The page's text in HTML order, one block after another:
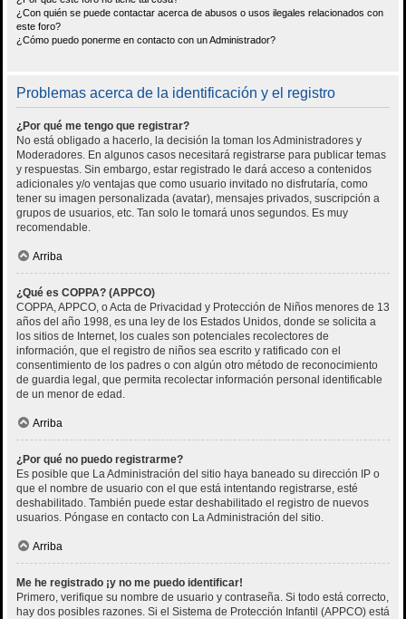
¿Con quién se puede contactar acerca de abusos o usos ilegales relacionados con
este foro?
¿Cómo puedo ponerme en contacto con un Administrador?
Problemas acerca de la identificación y el registro
¿Por qué me tengo que registrar?
No está obligado a hacerlo, la decisión la toman los Administradores y
Moderadores. En algunos casos necesitará registrarse para publicar temas
y respuestas. Sin embargo, estar registrado le dará acceso a contenidos
adicionales y/o ventajas que como usuario invitado no disfrutaría, como
tener su imagen personalizada (avatar), mensajes privados, suscripción a
grupos de usuarios, etc. Tan solo le tomará unos segundos. Es muy
recomendable.
Arriba
¿Qué es COPPA? (APPCO)
COPPA, APPCO, o Acta de Privacidad y Protección de Niños menores de 13
años del año 1998, es una ley de los Estados Unidos, donde se solicita a
los sitios de Internet, los cuales son potenciales recolectores de
información, que el registro de niños sea escrito y ratificado con el
consentimiento de los padres o con algún otro método de reconocimiento
de guardia legal, que permita recolectar información personal identificable
de un menor de edad.
Arriba
¿Por qué no puedo registrarme?
Es posible que La Administración del sitio haya baneado su dirección IP o
que el nombre de usuario con el que está intentando registrarse, esté
deshabilitado. También puede estar deshabilitado el registro de nuevos
usuarios. Póngase en contacto con La Administración del sitio.
Arriba
Me he registrado ¡y no me puedo identificar!
Primero, verifique su nombre de usuario y contraseña. Si todo está correcto,
hay dos posibles razones. Si el Sistema de Protección Infantil (APPCO) está